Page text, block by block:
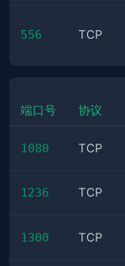
556 TCP
端口号 协议
1080 TCP
1236 TCP
1300 TCP